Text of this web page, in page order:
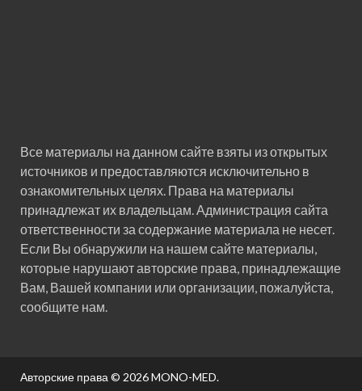
Все материалы на данном сайте взяты из открытых
источников и предоставляются исключительно в
ознакомительных целях. Права на материалы
принадлежат их владельцам. Администрация сайта
ответственности за содержание материала не несет.
Если Вы обнаружили на нашем сайте материалы,
которые нарушают авторские права, принадлежащие
Вам, Вашей компании или организации, пожалуйста,
сообщите нам.
Авторские права © 2026MONO-MED.